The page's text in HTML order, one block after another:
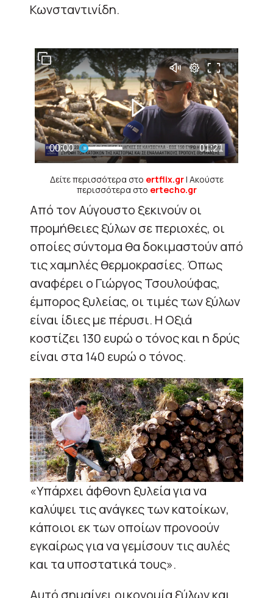
Κωνσταντινίδη.
Δείτε περισσότερα στο ertflix.gr| Ακούστε
περισσότερα στο ertecho.gr
Από τον Αύγουστο ξεκινούν οι
προμήθειες ξύλων σε περιοχές, οι
οποίες σύντομα θα δοκιμαστούν από
τις χαμηλές θερμοκρασίες. Όπως
αναφέρει ο Γιώργος Τσουλούφας,
έμπορος ξυλείας, οι τιμές των ξύλων
είναι ίδιες με πέρυσι. Η Οξιά
κοστίζει 130 ευρώ ο τόνος και η δρύς
είναι στα 140 ευρώ ο τόνος.
«Υπάρχει άφθονη ξυλεία για να
καλύψει τις ανάγκες των κατοίκων,
κάποιοι εκ των οποίων προνοούν
εγκαίρως για να γεμίσουν τις αυλές
και τα υποστατικά τους».